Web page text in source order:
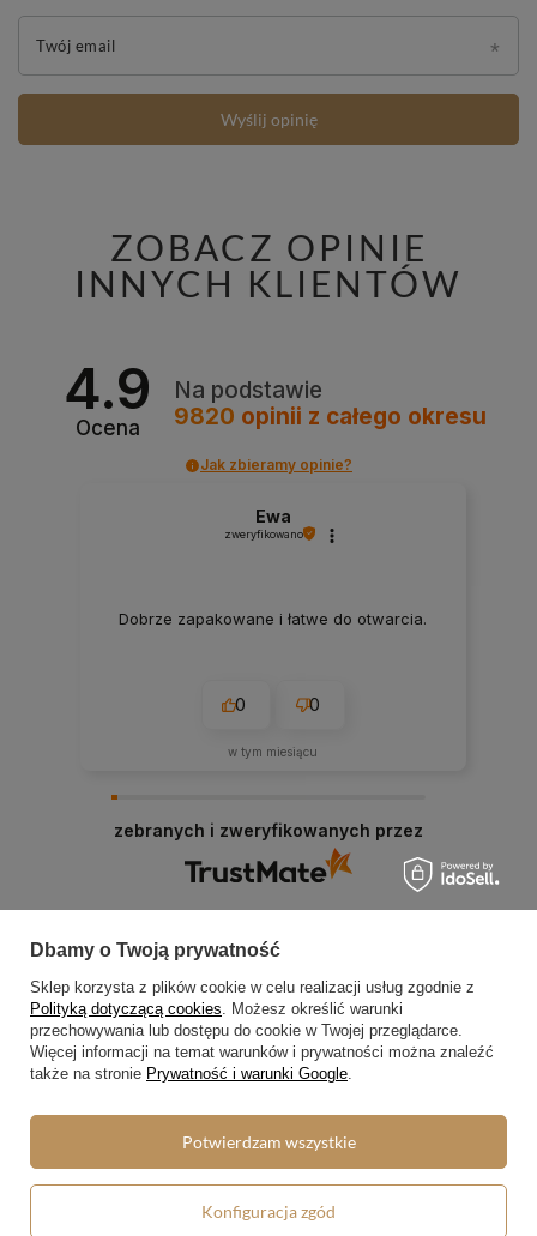
Twój email
Wyślij opinię
ZOBACZ OPINIE
INNYCH KLIENTÓW
4.9
Ocena
Na podstawie
9820 opinii z całego okresu
Jak zbieramy opinie?
Ewa
zweryfikowano
Dobrze zapakowane i łatwe do otwarcia.
0 0
w tym miesiącu
zebranych i zweryfikowanych przez
Zamówienia
Status zamówienia
Chcę zareklamować produkt
Chcę zwrócić produkt
Chcę wymienić towar
Dbamy o Twoją prywatność
Sklep korzysta z plików cookie w celu realizacji usług zgodnie z
Polityką dotyczącą cookies. Możesz określić warunki
przechowywania lub dostępu do cookie w Twojej przeglądarce.
Więcej informacji na temat warunków i prywatności można znaleźć
także na stronie Prywatność i warunki Google.
Konfiguracja zgód
Potwierdzam wszystkie